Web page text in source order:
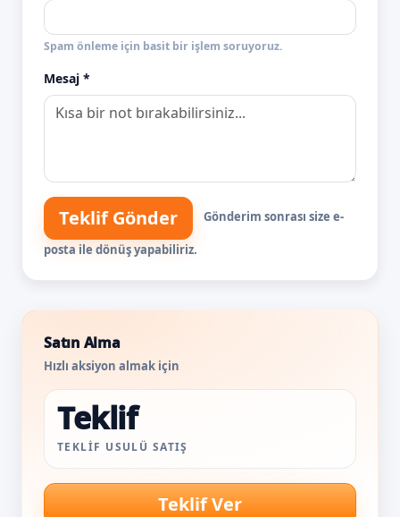
Spam önleme için basit bir işlem soruyoruz.
Mesaj *
Teklif Gönder Gönderim sonrası size e-
posta ile dönüş yapabiliriz.
Satın Alma
Hızlı aksiyon almak için
Teklif
TEKLIF USULÜ SATIŞ
Teklif Ver